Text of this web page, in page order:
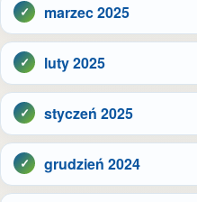
marzec 2025
luty 2025
styczeń 2025
grudzień 2024